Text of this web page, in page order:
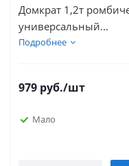
Домкрат 1,2т
универсальный...
Подробнее
979 руб./шт
Мало